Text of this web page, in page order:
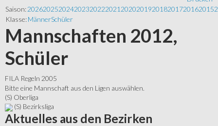
Saison:202620252024202320222021 202020192018201720162015
Klasse:MännerSchüler
Mannschaften 2012,
Schüler
FILA Regeln 2005
Bitte eine Mannschaft aus den Ligen auswählen.
(S) Oberliga
(S) Bezirksliga
Aktuelles aus den Bezirken